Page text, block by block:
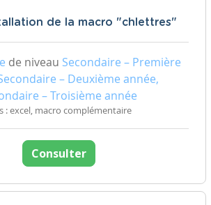
de la macro "chlettres"
de niveau Secondaire – Première
– Deuxième année,
– Troisième année
: excel, macro complémentaire
Consulter